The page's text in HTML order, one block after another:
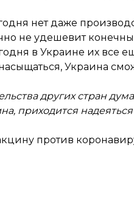
нет даже
не удешевит
в Украине их все
Украина
других стран
приходится
против